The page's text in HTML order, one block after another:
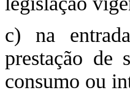
c) na
prestação de
consumo ou